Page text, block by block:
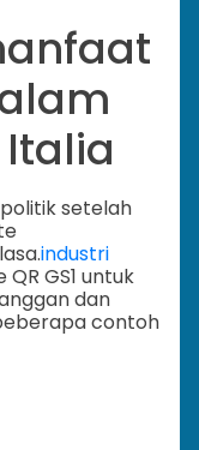
setelah
industri
GS1 untuk
dan
contoh